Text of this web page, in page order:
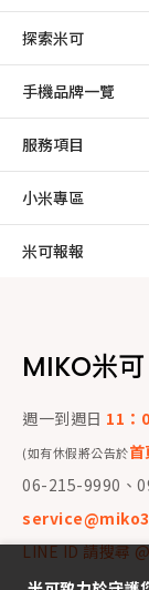
探索米可
手機品牌一覽
服務項目
小米專區
米可報報
MIKO米可
週一到週日 11：
(如有休假將公告於首
06-215-9990、
LINE ID 請搜尋